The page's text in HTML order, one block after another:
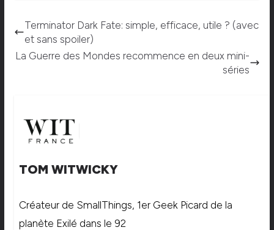
Terminator Dark Fate: simple, efficace, utile ? (avec
et sans spoiler)
La Guerre des Mondes recommence en deux mini-
séries
TOM WITWICKY
Créateur de SmallThings, 1er Geek Picard de la
planète Exilé dans le 92